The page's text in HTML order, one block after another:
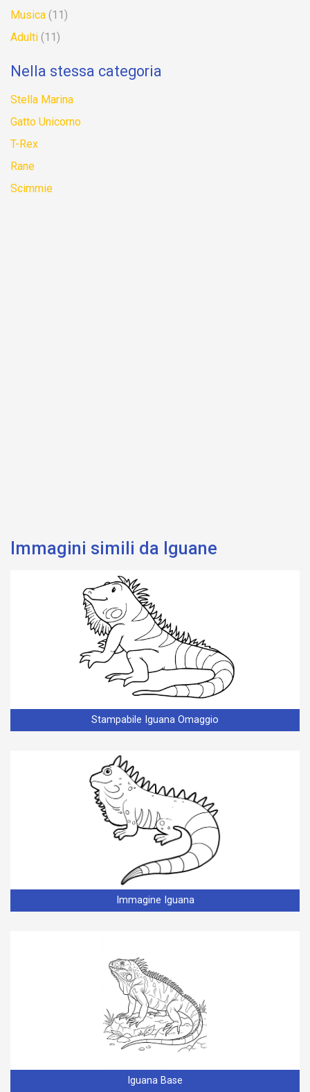
Musica (11)
Adulti (11)
Nella stessa categoria
Stella Marina
Gatto Unicorno
T-Rex
Rane
Scimmie
Immagini simili da Iguane
Stampabile Iguana Omaggio
Immagine Iguana
Iguana Base